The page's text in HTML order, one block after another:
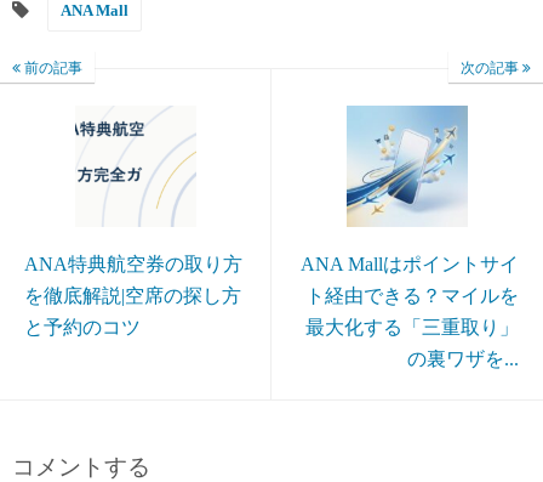
ANA Mall
前の記事
ANA特典航空券の取り方
を徹底解説|空席の探し方
と予約のコツ
次の記事
ANA Mallはポイントサイ
ト経由できる？マイルを
最大化する「三重取り」
の裏ワザを...
コメントする